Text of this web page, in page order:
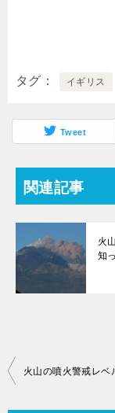
タグ イギリス
Tweet
関連記事
火
知
投